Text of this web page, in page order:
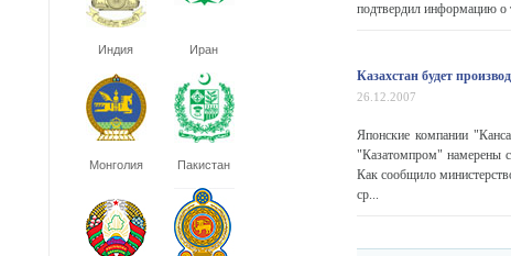
Индия Иран
Монголия Пакистан
подтвердил информацию
Казахстан будет
26.12.2007
Японские компании
"Казатомпром" намерены
Как сообщило
ср...